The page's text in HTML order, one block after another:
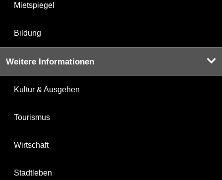
Mietspiegel
Bildung
Weitere Informationen
Kultur & Ausgehen
Tourismus
Wirtschaft
Stadtleben